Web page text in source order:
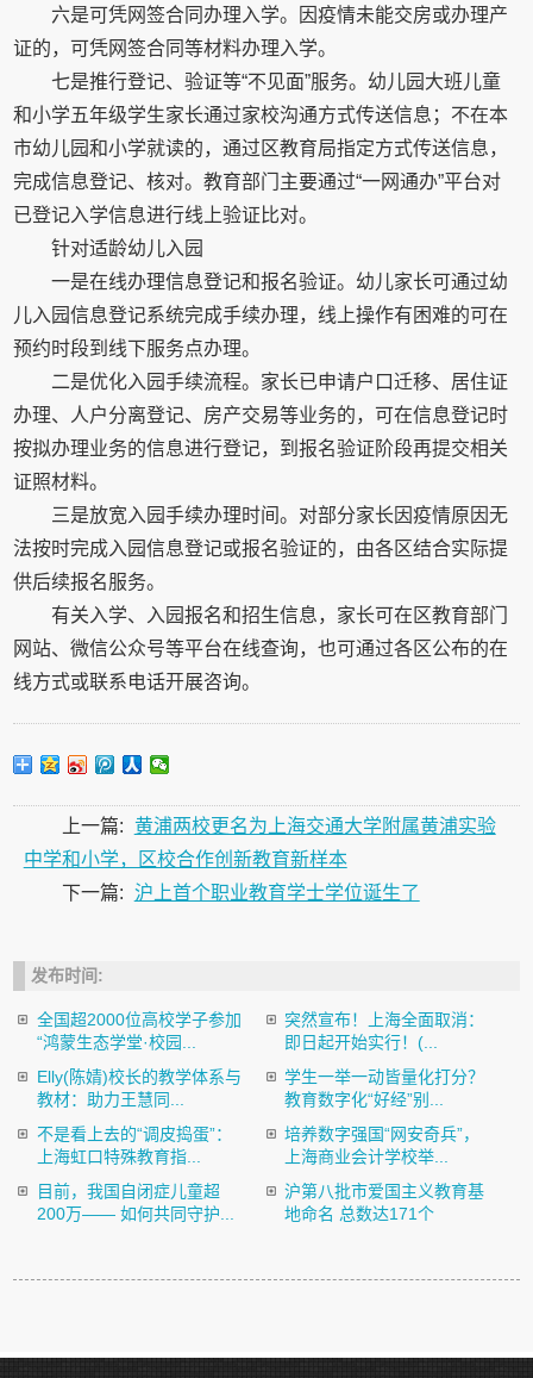
六是可凭网签合同办理入学。因疫情未能交房或办理产
证的，可凭网签合同等材料办理入学。
七是推行登记、验证等“不见面”服务。幼儿园大班儿童
和小学五年级学生家长通过家校沟通方式传送信息；不在本
市幼儿园和小学就读的，通过区教育局指定方式传送信息，
完成信息登记、核对。教育部门主要通过“一网通办”平台对
已登记入学信息进行线上验证比对。
针对适龄幼儿入园
一是在线办理信息登记和报名验证。幼儿家长可通过幼
儿入园信息登记系统完成手续办理，线上操作有困难的可在
预约时段到线下服务点办理。
二是优化入园手续流程。家长已申请户口迁移、居住证
办理、人户分离登记、房产交易等业务的，可在信息登记时
按拟办理业务的信息进行登记，到报名验证阶段再提交相关
证照材料。
三是放宽入园手续办理时间。对部分家长因疫情原因无
法按时完成入园信息登记或报名验证的，由各区结合实际提
供后续报名服务。
有关入学、入园报名和招生信息，家长可在区教育部门
网站、微信公众号等平台在线查询，也可通过各区公布的在
线方式或联系电话开展咨询。
上一篇: 黄浦两校更名为上海交通大学附属黄浦实验
中学和小学，区校合作创新教育新样本
下一篇: 沪上首个职业教育学士学位诞生了
发布时间:
全国超2000位高校学子参加
“鸿蒙生态学堂·校园...
突然宣布！上海全面取消：
即日起开始实行！(...
Elly(陈婧)校长的教学体系与
教材：助力王慧同...
学生一举一动皆量化打分？
教育数字化“好经”别...
不是看上去的“调皮捣蛋”：
上海虹口特殊教育指...
培养数字强国“网安奇兵”，
上海商业会计学校举...
目前，我国自闭症儿童超
200万—— 如何共同守护...
沪第八批市爱国主义教育基
地命名 总数达171个